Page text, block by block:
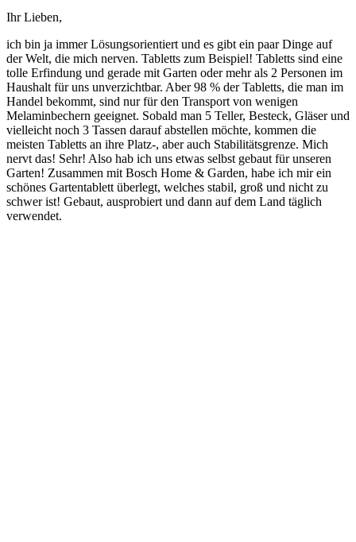
Ihr Lieben,
ich bin ja immer Lösungsorientiert und es gibt ein paar Dinge auf
der Welt, die mich nerven. Tabletts zum Beispiel! Tabletts sind eine
tolle Erfindung und gerade mit Garten oder mehr als 2 Personen im
Haushalt für uns unverzichtbar. Aber 98 % der Tabletts, die man im
Handel bekommt, sind nur für den Transport von wenigen
Melaminbechern geeignet. Sobald man 5 Teller, Besteck, Gläser und
vielleicht noch 3 Tassen darauf abstellen möchte, kommen die
meisten Tabletts an ihre Platz-, aber auch Stabilitätsgrenze. Mich
nervt das! Sehr! Also hab ich uns etwas selbst gebaut für unseren
Garten! Zusammen mit Bosch Home & Garden, habe ich mir ein
schönes Gartentablett überlegt, welches stabil, groß und nicht zu
schwer ist! Gebaut, ausprobiert und dann auf dem Land täglich
verwendet.